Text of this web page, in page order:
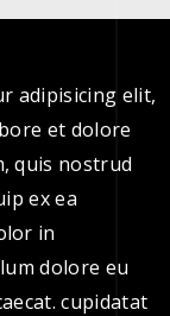
adipisicing elit,
et dolore
quis nostrud
ex ea
in
dolore eu
cupidatat